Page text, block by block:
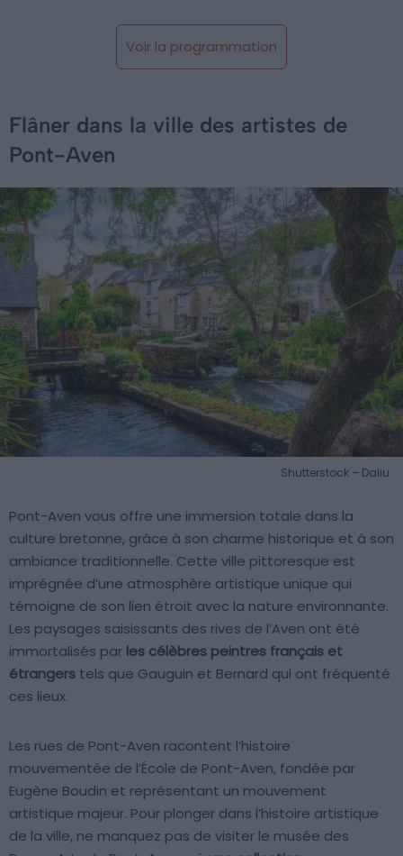
Voir la programmation
Flâner dans la ville des artistes de
Pont-Aven
Shutterstock – Daliu
Pont-Aven vous offre une immersion totale dans la
culture bretonne, grâce à son charme historique et à son
ambiance traditionnelle. Cette ville pittoresque est
imprégnée d’une atmosphère artistique unique qui
témoigne de son lien étroit avec la nature environnante.
Les paysages saisissants des rives de l’Aven ont été
immortalisés par les célèbres peintres français et
étrangers tels que Gauguin et Bernard qui ont fréquenté
ces lieux.
Les rues de Pont-Aven racontent l’histoire
mouvementée de l’École de Pont-Aven, fondée par
Eugène Boudin et représentant un mouvement
artistique majeur. Pour plonger dans l’histoire artistique
de la ville, ne manquez pas de visiter le musée des